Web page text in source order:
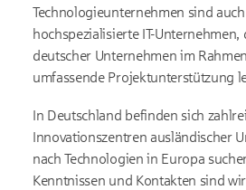
Technologieunternehmen sind
hochspezialisierte IT-Unternehmen,
deutscher Unternehmen im
umfassende Projektunterstützung
In Deutschland befinden sich
Innovationszentren ausländischer
nach Technologien in Europa
Kenntnissen und Kontakten sind